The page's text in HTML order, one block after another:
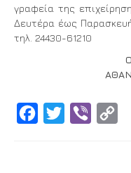
γραφεία της
Δευτέρα έως
τηλ. 24430-61210
Facebook
Twitter Viber